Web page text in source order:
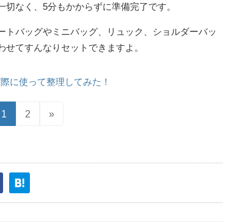
なく、5分もかからずに準備完了です。
バッグやミニバッグ、リュック、ショルダーバッ
てすんなりセットできますよ。
に使って整理してみた！
1 2 »